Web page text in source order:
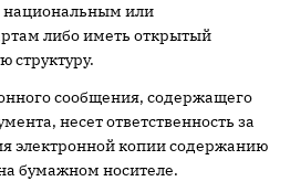
национальным или
либо иметь открытый
структуру.
сообщения, содержащего
несет ответственность за
электронной копии содержанию
бумажном носителе.